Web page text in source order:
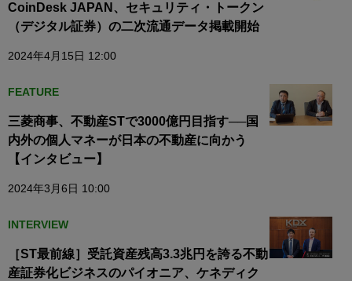
CoinDesk JAPAN、セキュリティ・トークン
（デジタル証券）の二次流通データ掲載開始
2024年4月15日 12:00
FEATURE
三菱商事、不動産STで3000億円目指す──国
内外の個人マネーが日本の不動産に向かう
【インタビュー】
2024年3月6日 10:00
INTERVIEW
［ST最前線］受託資産残高3.3兆円を誇る不動
産証券化ビジネスのパイオニア、ケネディク